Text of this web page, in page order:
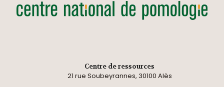
Centre de ressources
21 rue Soubeyrannes, 30100 Alès